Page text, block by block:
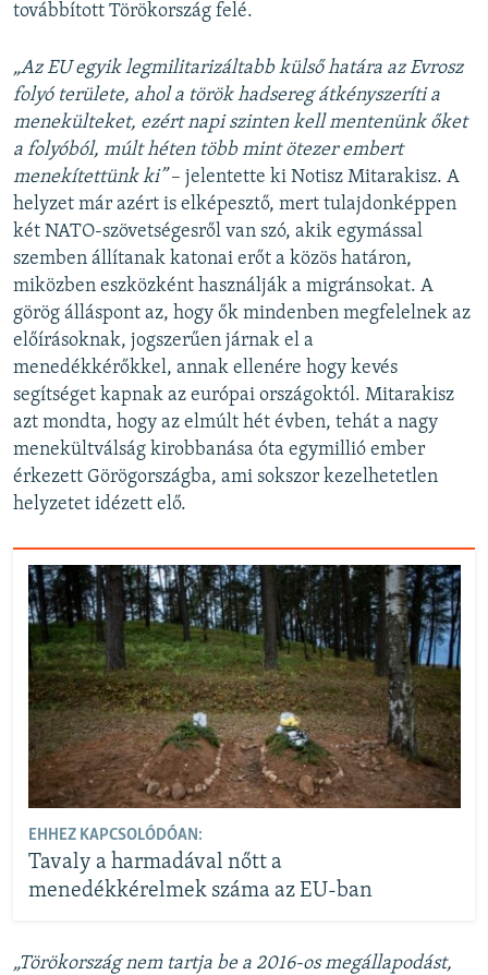
továbbított Törökország felé.
„Az EU egyik legmilitarizáltabb külső határa az Evrosz
folyó területe, ahol a török hadsereg átkényszeríti a
menekülteket, ezért napi szinten kell mentenünk őket
a folyóból, múlt héten több mint ötezer embert
menekítettünk ki”– jelentette ki Notisz Mitarakisz. A
helyzet már azért is elképesztő, mert tulajdonképpen
két NATO-szövetségesről van szó, akik egymással
szemben állítanak katonai erőt a közös határon,
miközben eszközként használják a migránsokat. A
görög álláspont az, hogy ők mindenben megfelelnek az
előírásoknak, jogszerűen járnak el a
menedékkérőkkel, annak ellenére hogy kevés
segítséget kapnak az európai országoktól. Mitarakisz
azt mondta, hogy az elmúlt hét évben, tehát a nagy
menekültválság kirobbanása óta egymillió ember
érkezett Görögországba, ami sokszor kezelhetetlen
helyzetet idézett elő.
EHHEZ KAPCSOLÓDÓAN:
Tavaly a harmadával nőtt a
menedékkérelmek száma az EU-ban
„Törökország nem tartja be a 2016-os megállapodást,